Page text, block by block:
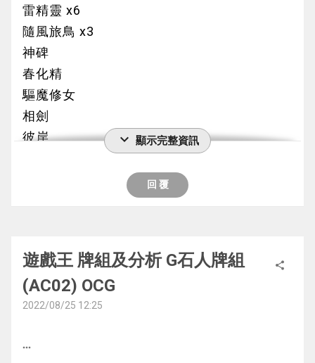
雷精靈 x6
隨風旅鳥 x3
神碑
春化精
驅魔修女
相劍
彼岸
冠軍: 現冥一世壞
亞軍: 相劍
家參賽
expand_more 顯示完整資訊
回 覆
遊戲王 牌組及分析 G石人牌組
(AC02) OCG
2022/08/25 12:25
share
more_horiz